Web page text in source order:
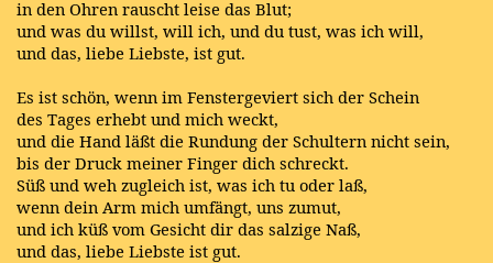
in den Ohren rauscht leise das Blut;
und was du willst, will ich, und du tust, was ich will,
und das, liebe Liebste, ist gut.
Es ist schön, wenn im Fenstergeviert sich der Schein
des Tages erhebt und mich weckt,
und die Hand läßt die Rundung der Schultern nicht sein,
bis der Druck meiner Finger dich schreckt.
Süß und weh zugleich ist, was ich tu oder laß,
wenn dein Arm mich umfängt, uns zumut,
und ich küß vom Gesicht dir das salzige Naß,
und das, liebe Liebste ist gut.